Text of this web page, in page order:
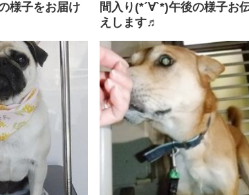
様子をお届け
間入り(*´∀`*)午後の様子お
えします♬